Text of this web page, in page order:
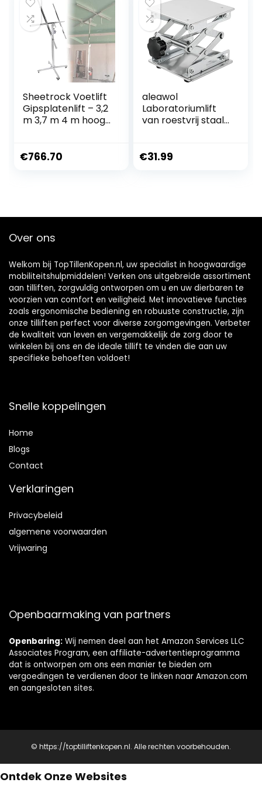
Verplaatsing
Sheetrock Voetlift
Gipsplatenlift – 3,2
m 3,7 m 4 m hoog
Gipsplatenlift –
gipsplaat (H
pic Arm)
€766.70
aleawol
Laboratoriumlift
van roestvrij staal,
schaarlift, heftafel,
hoogtebereik van
kg
€31.99
Over ons
Welkom bij TopTillenKopen.nl, uw specialist in hoogwaardige
mobiliteitshulpmiddelen! Verken ons uitgebreide assortiment
aan tilliften, zorgvuldig ontworpen om u en uw dierbaren te
voorzien van comfort en veiligheid. Met innovatieve functies
zoals ergonomische bediening en robuuste constructie, zijn
onze tilliften perfect voor diverse zorgomgevingen. Verbeter
de kwaliteit van leven en vergemakkelijk de zorg door te
winkelen bij ons en de ideale tillift te vinden die aan uw
specifieke behoeften voldoet!
Snelle koppelingen
Home
Blogs
Contact
Verklaringen
Privacybeleid
algemene voorwaarden
Vrijwaring
Openbaarmaking van partners
Openbaring: Wij nemen deel aan het Amazon Services LLC
Associates Program, een affiliate-advertentieprogramma
dat is ontworpen om ons een manier te bieden om
vergoedingen te verdienen door te linken naar Amazon.com
en aangesloten sites.
© https://toptilliftenkopen.nl. Alle rechten voorbehouden.
Ontdek Onze Websites